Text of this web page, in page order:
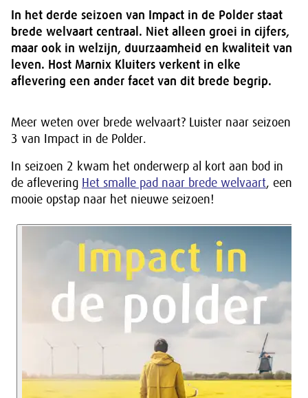
In het derde seizoen van Impact in de Polder staat
brede welvaart centraal. Niet alleen groei in cijfers,
maar ook in welzijn, duurzaamheid en kwaliteit van
leven. Host Marnix Kluiters verkent in elke
aflevering een ander facet van dit brede begrip.
Meer weten over brede welvaart? Luister naar seizoen
3 van Impact in de Polder.
In seizoen 2 kwam het onderwerp al kort aan bod in
de aflevering Het smalle pad naar brede welvaart, een
mooie opstap naar het nieuwe seizoen!